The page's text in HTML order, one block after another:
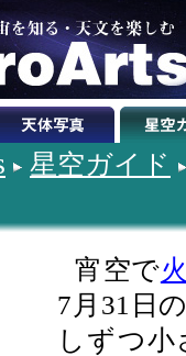
星空ガイド
宵空で
7月31日
しずつ